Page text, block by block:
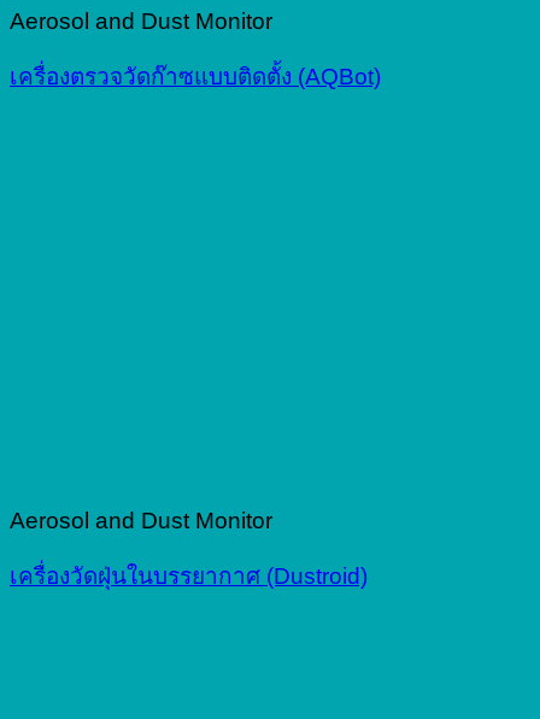
Aerosol and Dust Monitor
เครื่องตรวจวัดก๊าซแบบติดตั้ง (AQBot)
Aerosol and Dust Monitor
เครื่องวัดฝุ่นในบรรยากาศ (Dustroid)